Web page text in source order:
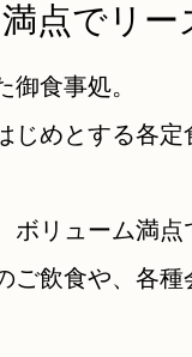
点でリ
御食事処。
じめとする各
ボリューム満点
ご飲食や、各種